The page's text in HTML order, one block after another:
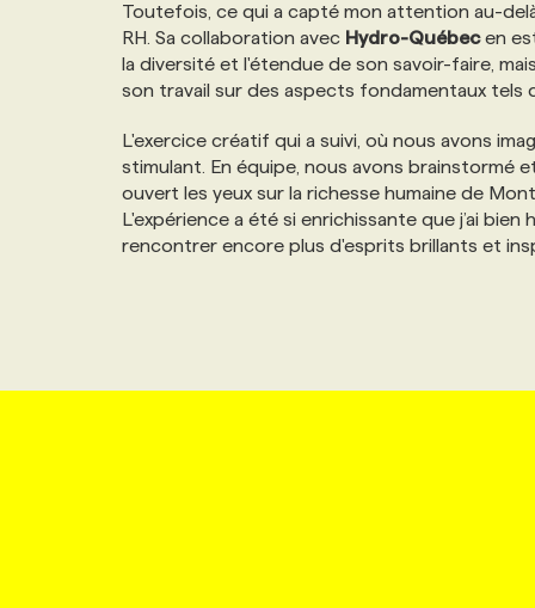
Toutefois, ce qui a capté mon attention au-
RH. Sa collaboration avec Hydro-Québecen
la diversité et l'étendue de son savoir-faire,
son travail sur des aspects fondamentaux tels
L'exercice créatif qui a suivi, où nous avons
stimulant. En équipe, nous avons brainstormé
ouvert les yeux sur la richesse humaine de
L'expérience a été si enrichissante que j’ai
rencontrer encore plus d'esprits brillants et